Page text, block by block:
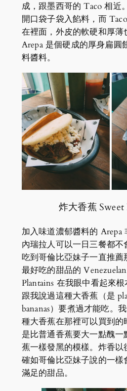
成，跟墨西哥的 Taco 相近
開口袋子袋入餡料，而
在裡面，外皮的軟硬和厚薄
Arepa 是個硬成的厚身扁圓
料醬料。
炸大香蕉 Sweet
加入味道濃郁醬料的 Arepa
內瑞拉人可以一日三餐都
吃到哥倫比亞妹子一直推薦
最好吃的甜品的 Venezuelan
Plantains 在我眼中看起來
跟我說過這種大香蕉（是
bananas）要煮過才能吃。
種大香蕉在那裡可以買到的
是比普通香蕉要大一點醜
蕉一樣發黑的模樣。炸香以
確如哥倫比亞妹子說的一樣
滿足的甜品。